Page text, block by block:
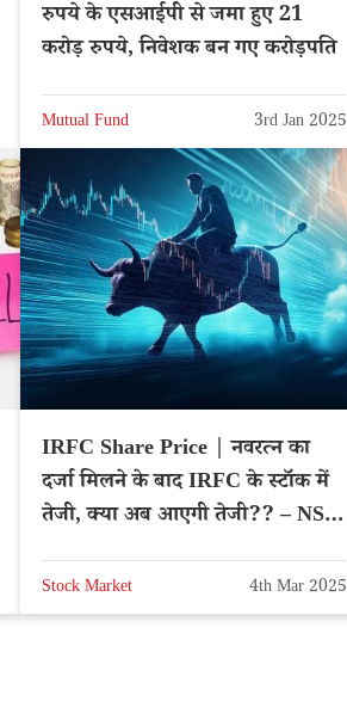
रुपये के एसआईपी से जमा हुए 21
करोड़ रुपये, निवेशक बन गए करोड़पति
Mutual Fund 3rd Jan 2025
IRFC Share Price | नवरत्न का
दर्जा मिलने के बाद IRFC के स्टॉक में
तेजी, क्या अब आएगी तेजी?? – NSE:
Stock Market 4th Mar 2025